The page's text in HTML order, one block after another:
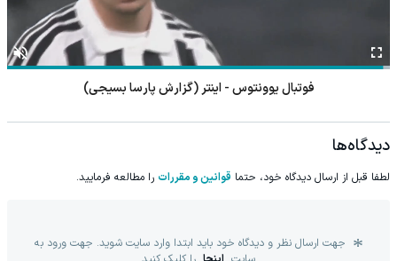
فوتبال چلسی - میلان (گزارش رضا محمدعلی)
دیدگاه‌ها
لطفا قبل از ارسال دیدگاه خود، حتما قوانین و مقررات را مطالعه فرمایید.
جهت ارسال نظر و دیدگاه خود باید ابتدا وارد سایت شوید. جهت ورود به